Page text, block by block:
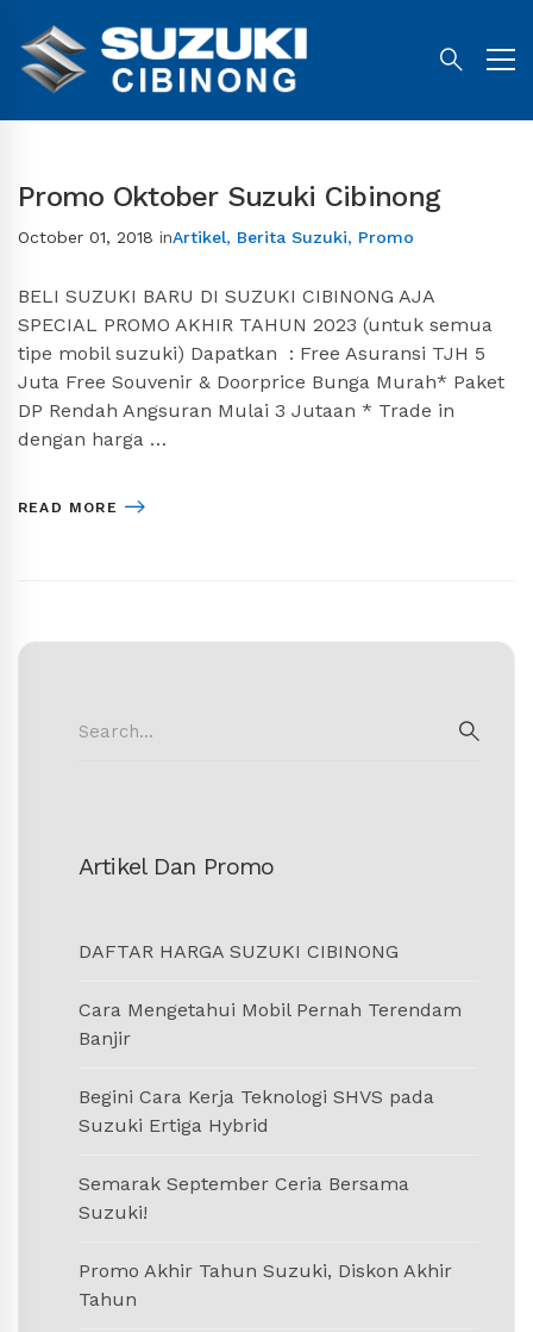
Promo Oktober Suzuki Cibinong
October 01, 2018 inArtikel, Berita Suzuki, Promo
BELI SUZUKI BARU DI SUZUKI CIBINONG AJA
SPECIAL PROMO AKHIR TAHUN 2023 (untuk semua
tipe mobil suzuki) Dapatkan : Free Asuransi TJH 5
Juta Free Souvenir & Doorprice Bunga Murah* Paket
DP Rendah Angsuran Mulai 3 Jutaan * Trade in
dengan harga …
READ MORE
for:
Artikel Dan Promo
DAFTAR HARGA SUZUKI CIBINONG
Cara Mengetahui Mobil Pernah Terendam
Banjir
Begini Cara Kerja Teknologi SHVS pada
Suzuki Ertiga Hybrid
Semarak September Ceria Bersama
Suzuki!
Promo Akhir Tahun Suzuki, Diskon Akhir
Tahun